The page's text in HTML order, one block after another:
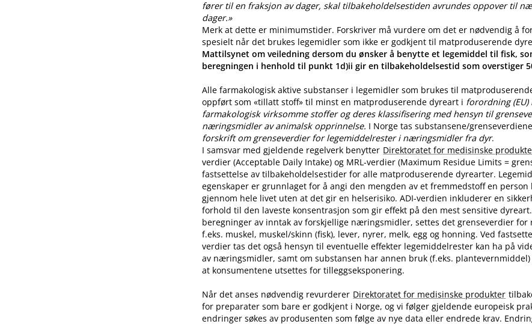
fører til en fraksjon av dager, skal tilbakeholdelsestiden avrundes oppover til
dager.»
Merk at dette er minimumstider. Forskriver må vurdere om det er nødvendig å
spesielt når det brukes legemidler som ikke er godkjent til matproduserende
Mattilsynet om veiledning dersom du ønsker å benytte et legemiddel til fisk,
beregningen i henhold til punkt 1d)ii gir en tilbakeholdelsestid som overstiger
Alle farmakologisk aktive substanser i legemidler som brukes til
oppført som «tillatt stoff» til minst en matproduserende dyreart i forordning
farmakologisk virksomme stoffer og deres klassifisering med hensyn til
næringsmidler av animalsk opprinnelse. I Norge tas substansene​/​
forskrift om grenseverdier for legemiddelrester i næringsmidler fra dyr.
I samsvar med gjeldende regelverk benytter Direktoratet for medisinske
verdier (Acceptable Daily Intake) og MRL-verdier (Maximum Residue Limits =
fastsettelse av tilbakeholdelsestider for alle matproduserende dyrearter.
egenskaper er grunnlaget for å angi den mengden av et fremmedstoff en
gjennom hele livet uten at det gir en helserisiko. ADI-verdien inkluderer en
forhold til den laveste konsentrasjon som gir effekt på den mest sensitive
beregninger av inntak av forskjellige næringsmidler, settes det grenseverdier for
f.eks. muskel, muskel​/​skinn (fisk), lever, nyrer, melk, egg og honning. Ved
verdier tas det også hensyn til eventuelle effekter legemiddelrester kan ha på
av næringsmidler, samt om substansen har annen bruk (f.eks.
at konsumentene utsettes for tilleggseksponering.
Når det anses nødvendig revurderer Direktoratet for medisinske produkter
for preparater som bare er godkjent i Norge, og vi følger gjeldende europeisk
endringer søkes av produsenten som følge av nye data eller endrede krav.